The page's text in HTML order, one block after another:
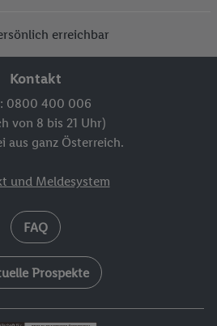
erreichbar
Kontakt
0800 400 006
von 8 bis 21 Uhr)
aus ganz Österreich.
und Meldesystem
FAQ
Prospekte